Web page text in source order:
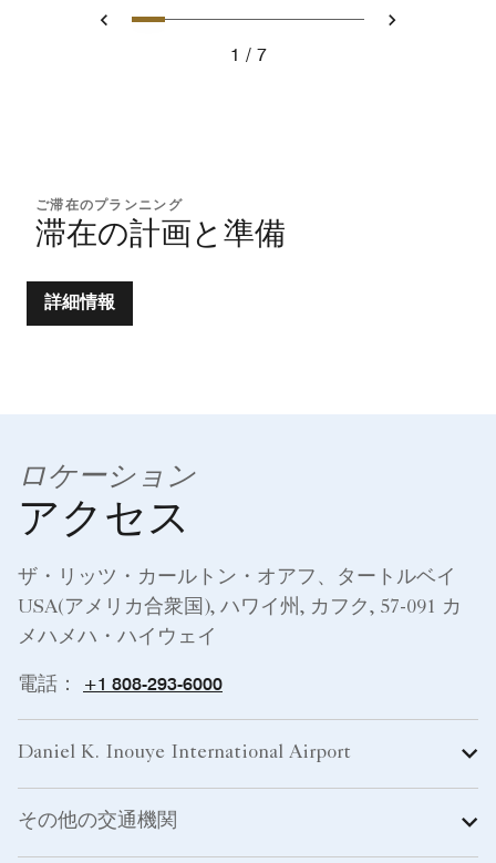
前へ
0 1 2 3 4 5 6 次へ
1 7
ご滞在のプランニング
滞在の計画と準備
詳細情報
ロケーション
アクセス
ザ・リッツ・カールトン・オアフ、タートルベイ
USA(アメリカ合衆国), ハワイ州, カフク, 57-091 カ
メハメハ・ハイウェイ
電話： +1 808-293-6000
Daniel K. Inouye International Airport
その他の交通機関